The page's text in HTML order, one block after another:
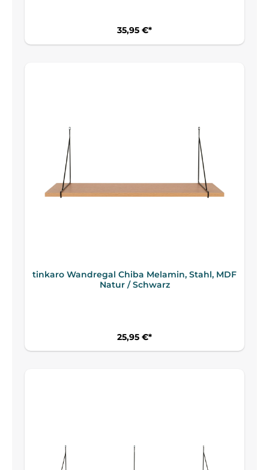
35,95 €*
tinkaro Wandregal Chiba Melamin, Stahl, MDF
Natur / Schwarz
25,95 €*